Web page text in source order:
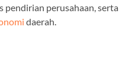
pendirian perusahaan, serta
daerah.